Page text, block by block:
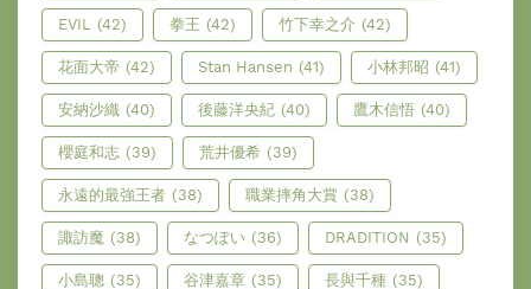
EVIL (42) 拳王 (42) 竹下幸之介 (42)
花面大帝 (42) Stan Hansen (41) 小林邦昭 (41)
安納沙織 (40) 後藤洋央紀 (40) 鷹木信悟 (40)
櫻庭和志 (39) 荒井優希 (39)
永遠的最強王者 (38) 職業摔角大賞 (38)
諏訪魔 (38) なつぽい (36) DRADITION (35)
小島聰 (35) 谷津嘉章 (35) 長與千種 (35)